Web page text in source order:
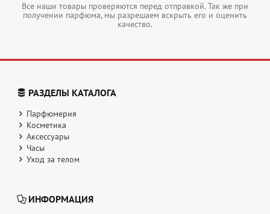
Все наши товары проверяются перед отправкой. Так же при
получении парфюма, мы разрешаем вскрыть его и оценить
качество.
РАЗДЕЛЫ КАТАЛОГА
Парфюмерия
Косметика
Аксессуары
Часы
Уход за телом
ИНФОРМАЦИЯ